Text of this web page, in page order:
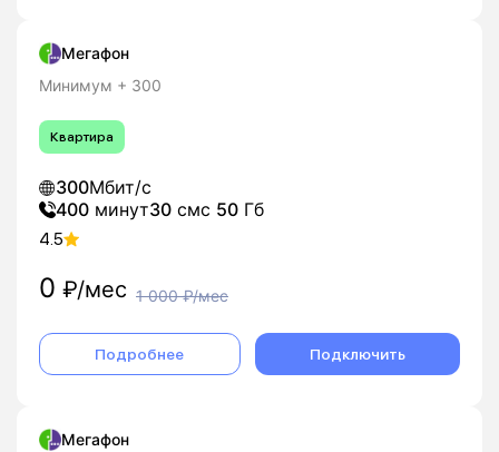
Мегафон
Минимум + 300
Квартира
300Мбит/с
400 минут30 смс 50 Гб
4.5
0 ₽/мес 1 000₽/мес
Подробнее Подключить
Мегафон